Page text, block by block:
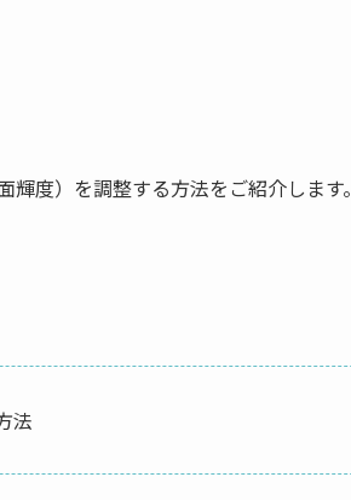
度）を調整する方法をご紹介します。
法